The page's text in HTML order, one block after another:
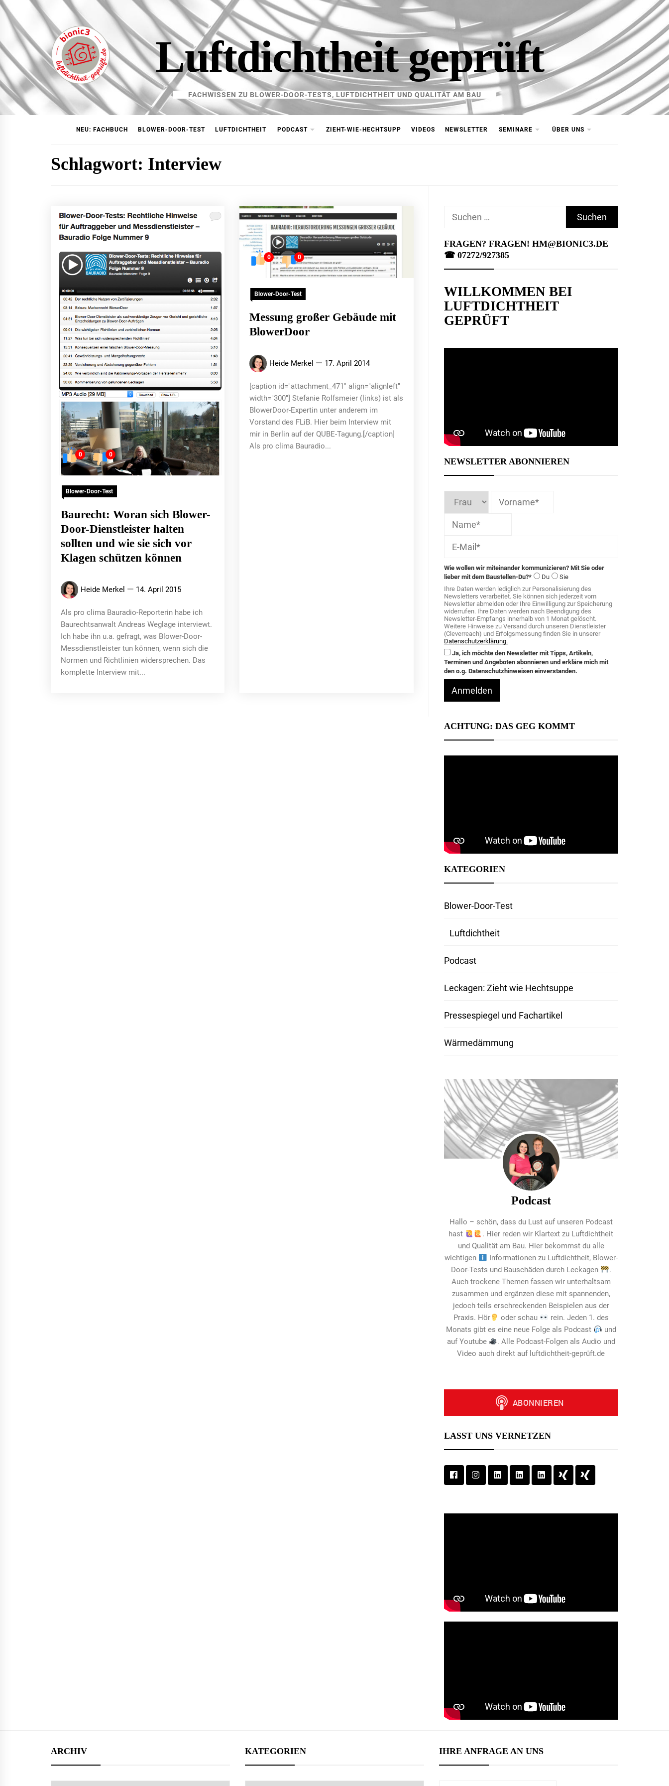
Skip
content
Luftdichtheit geprüft
FACHWISSEN ZU BLOWER-DOOR-TESTS, LUFTDICHTHEIT UND QUALITÄT AM BAU
NEU: FACHBUCH BLOWER-DOOR-TEST LUFTDICHTHEIT PODCAST ZIEHT-WIE-HECHTSUPP VIDEOS NEWSLETTER SEMINARE ÜBER UNS
Schlagwort: Interview
0 0
Blower-Door-Test
Baurecht: Woran sich Blower-
Door-Dienstleister halten
sollten und wie sie sich vor
Klagen schützen können
Heide Merkel 14. April 2015
Als pro clima Bauradio-Reporterin habe ich
Baurechtsanwalt Andreas Weglage interviewt.
Ich habe ihn u.a. gefragt, was Blower-Door-
Messdienstleister tun können, wenn sich die
Normen und Richtlinien widersprechen. Das
komplette Interview mit...
0 0
Blower-Door-Test
Messung großer Gebäude mit
BlowerDoor
Heide Merkel 17. April 2014
[caption id="attachment_471" align="alignleft"
width="300"] Stefanie Rolfsmeier (links) ist als
BlowerDoor-Expertin unter anderem im
Vorstand des FLiB. Hier beim Interview mit
mir in Berlin auf der QUBE-Tagung.[/caption]
Als pro clima Bauradio...
Suchen
FRAGEN? FRAGEN! HM@BIONIC3.DE
☎︎ 07272/927385
WILLKOMMEN BEI
LUFTDICHTHEIT
GEPRÜFT
NEWSLETTER ABONNIEREN
Wie wollen wir miteinander kommunizieren? Mit Sie oder
lieber mit dem Baustellen-Du?*
Du
Sie
Ihre Daten werden lediglich zur Personalisierung des
Newsletters verarbeitet. Sie können sich jederzeit vom
Newsletter abmelden oder Ihre Einwilligung zur Speicherung
widerrufen. Ihre Daten werden nach Beendigung des
Newsletter-Empfangs innerhalb von 1 Monat gelöscht.
Weitere Hinweise zu Versand durch unseren Dienstleister
(Cleverreach) und Erfolgsmessung finden Sie in unserer
Datenschutzerklärung.
Ja, ich möchte den Newsletter mit Tipps, Artikeln,
Terminen und Angeboten abonnieren und erkläre mich mit
den o.g. Datenschutzhinweisen einverstanden.
Anmelden
ACHTUNG: DAS GEG KOMMT
KATEGORIEN
Blower-Door-Test
Luftdichtheit
Podcast
Leckagen: Zieht wie Hechtsuppe
Pressespiegel und Fachartikel
Wärmedämmung
Podcast
Hallo – schön, dass du Lust auf unseren Podcast
hast
. Hier reden wir Klartext zu Luftdichtheit
und Qualität am Bau. Hier bekommst du alle
wichtigen
Informationen zu Luftdichtheit, Blower-
Door-Tests und Bauschäden durch Leckagen
.
Auch trockene Themen fassen wir unterhaltsam
zusammen und ergänzen diese mit spannenden,
jedoch teils erschreckenden Beispielen aus der
Praxis. Hör
oder schau
rein. Jeden 1. des
Monats gibt es eine neue Folge als Podcast
und
auf Youtube
. Alle Podcast-Folgen als Audio und
Video auch direkt auf luftdichtheit-geprüft.de
LASST UNS VERNETZEN
ARCHIV KATEGORIEN IHRE ANFRAGE AN UNS